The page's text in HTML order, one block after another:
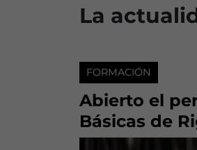
La
FORMACIÓN
Abierto el
Básicas de